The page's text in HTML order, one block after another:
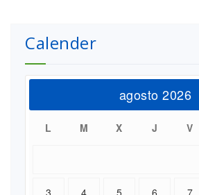
Calender
agosto 2026
L M X J V
3 4 5 6 7